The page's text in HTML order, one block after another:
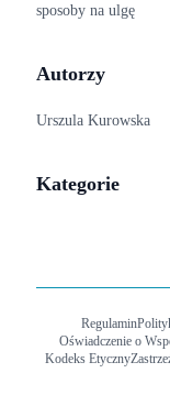
sposoby na ulgę
Autorzy
Urszula Kurowska
Kategorie
Regulamin
Oświadczenie o
Kodeks Etyczny